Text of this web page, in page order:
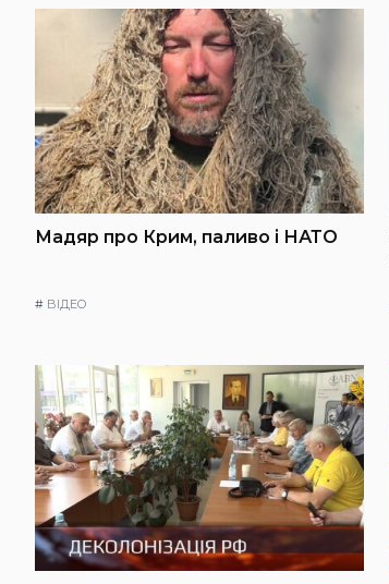
Мадяр про Крим, паливо і НАТО
# ВІДЕО